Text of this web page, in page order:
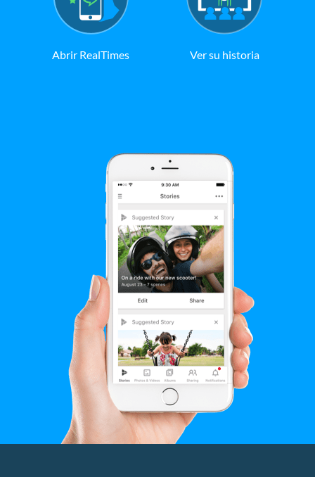
Abrir RealTimes Ver su historia